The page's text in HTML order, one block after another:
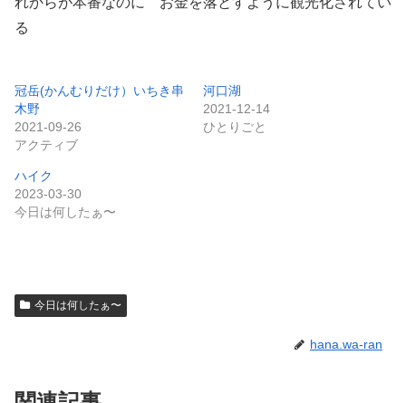
る
冠岳(かんむりだけ）いちき串
木野
2021-09-26
アクティブ
河口湖
2021-12-14
ひとりごと
ハイク
2023-03-30
今日は何したぁ〜
今日は何したぁ〜
hana.wa-ran